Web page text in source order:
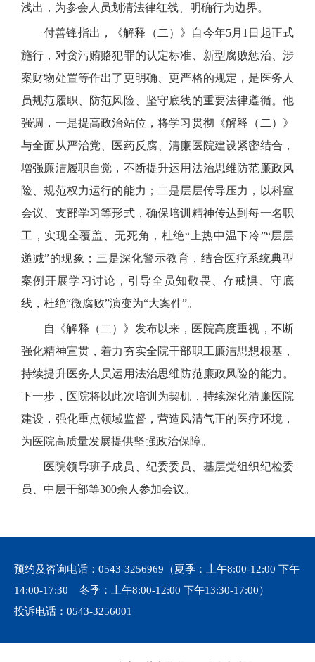
浅出，为参会人员划清法律红线、明确行为边界。
付善锋指出，《解释（二）》自今年5月1日起正式
施行，对贪污贿赂犯罪的认定标准、新型腐败惩治、涉
案财物处置等作出了更明确、更严格的规定，是医务人
员规范履职、防范风险、坚守底线的重要法律遵循。他
强调，一是提高政治站位，将学习贯彻《解释（二）》
与全面从严治党、医药反腐、清廉医院建设紧密结合，
增强廉洁履职自觉，不断提升运用法治思维防范廉政风
险、规范权力运行的能力；二是层层传导压力，以科室
会议、支部学习等形式，确保培训精神传达到每一名职
工，实现全覆盖、无死角，杜绝“上热中温下冷”“层层
递减”的现象；三是深化警示教育，结合医疗系统典型
案例开展学习讨论，引导全员知敬畏、存戒惧、守底
线，杜绝“微腐败”演变为“大案件”。
自《解释（二）》发布以来，医院高度重视，不断
强化精神宣贯，着力夯实全院干部职工廉洁思想根基，
持续提升医务人员运用法治思维防范廉政风险的能力。
下一步，医院将以此次培训为契机，持续深化清廉医院
建设，强化重点领域监督，营造风清气正的医疗环境，
为医院高质量发展提供坚强政治保障。
医院领导班子成员、纪委委员、基层党组织纪检委
员、中层干部等300余人参加会议。
预约及咨询电话： 0543-3256969 （夏季：上午8:00-12:00 下午
14:00-17:30 冬季：上午8:00-12:00 下午13:30-17:00）
投诉电话： 0543-3256001